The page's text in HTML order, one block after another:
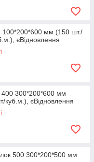
100*200*600 мм (150 шт./
єВідновлення
400 300*200*600 мм
куб.м.), єВідновлення
500 300*200*500 мм